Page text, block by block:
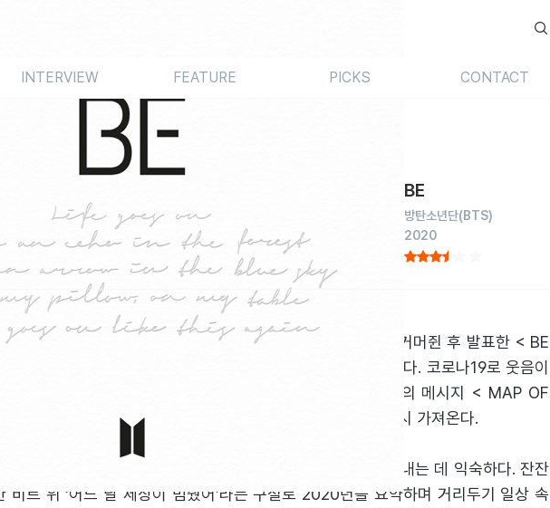
INTERVIEW FEATURE PICKS CONTACT
BE
방탄소년단(BTS)
2020
성공도 계속된다. 3개월 사이 빌보드 싱글 차트 1위 두 곡을 거머쥔 후 발표한 < BE
신 팬데믹 시기 소박하고 친근한 팝 밴드로의 역할에 집중한다. 코로나19로 웃음이
를 격려하고 희망을 노래하는 이들은 적극적인 감사의 메시지 < MAP OF
>와 방황하고 고민하던 청춘의 < 화양연화 > 시리즈를 다시 가져온다.
향적이지만 이제 그들은 메시지를 확장하여 대중적으로 풀어내는 데 익숙하다. 잔잔
비트 위 ‘어느 날 세상이 멈췄어’라는 구절로 2020년을 요약하며 거리두기 일상 속